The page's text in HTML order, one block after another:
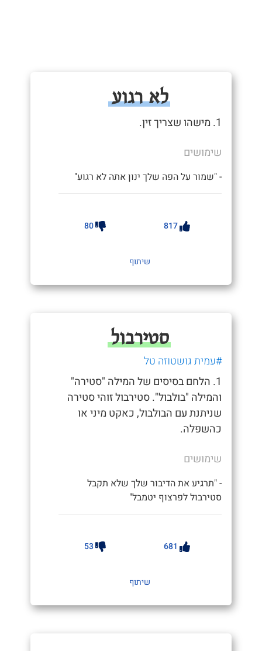
לא רגוע
1. מישהו שצריך זין.
שימושים
- "שמור על הפה שלך ינון אתה לא רגוע"
817
80
שיתוף
סטירבול
#עמית גושטוזה טל
1. הלחם בסיסים של המילה "סטירה"
והמילה "בולבול". סטירבול זוהי סטירה
שניתנת עם הבולבול, כאקט מיני או
כהשפלה.
שימושים
- "תרגיע את הדיבור שלך שלא תקבל
סטירבול לפרצוף יטמבל"
681
53
שיתוף